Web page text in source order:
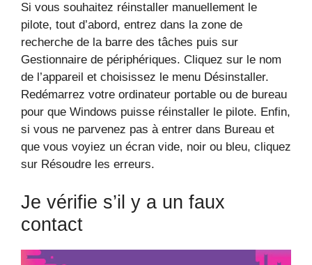
Si vous souhaitez réinstaller manuellement le
pilote, tout d’abord, entrez dans la zone de
recherche de la barre des tâches puis sur
Gestionnaire de périphériques. Cliquez sur le nom
de l’appareil et choisissez le menu Désinstaller.
Redémarrez votre ordinateur portable ou de bureau
pour que Windows puisse réinstaller le pilote. Enfin,
si vous ne parvenez pas à entrer dans Bureau et
que vous voyiez un écran vide, noir ou bleu, cliquez
sur Résoudre les erreurs.
Je vérifie s’il y a un faux
contact